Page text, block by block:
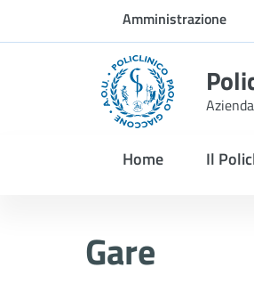
Skip to Main ContentAmministrazione
trasparente
Home Il
Gare